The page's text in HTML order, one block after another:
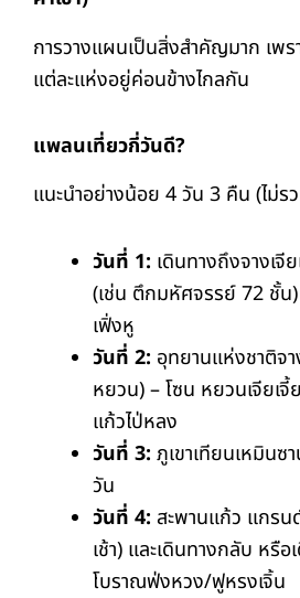
การวางแผนเป็นสิ่งสำคัญมาก เพร
แต่ละแห่งอยู่ค่อนข้างไกลกัน
แพลนเที่ยวกี่วันดี?
แนะนำอย่างน้อย 4 วัน 3 คืน (ไม่ร
วันที่ 1: เดินทางถึงจางเจี
(เช่น ตึกมหัศจรรย์ 72 ชั้น)
เฟิ่งหู
วันที่ 2: อุทยานแห่งชาติจา
หยวน) – โซน หยวนเจียเ
แก้วไป่หลง
วันที่ 3: ภูเขาเทียนเหมินซ
วัน
วันที่ 4: สะพานแก้ว แกร
เช้า) และเดินทางกลับ หรื
โบราณฟ่งหวง/ฟูหรงเจิ้น